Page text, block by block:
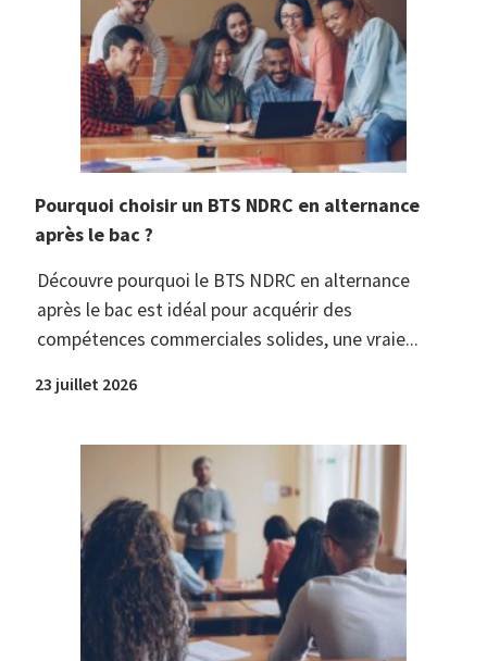
Pourquoi choisir un BTS NDRC en alternance
après le bac ?
Découvre pourquoi le BTS NDRC en alternance
après le bac est idéal pour acquérir des
compétences commerciales solides, une vraie...
23 juillet 2026